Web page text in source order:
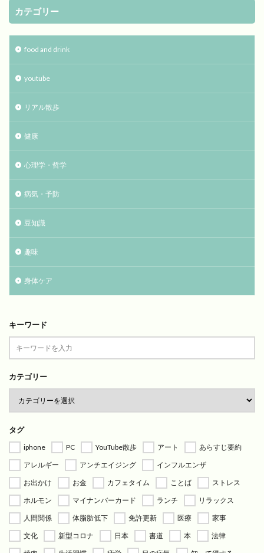
カテゴリー
food and drink
youtube
リアル散歩
健康
心理学・哲学
病気・予防
豆知識
趣味
身体ケア
キーワード
カテゴリー
タグ
iphone PC YouTube散歩 アート
あらすじ要約
アレルギー
アンチエイジング
インフルエンザ
お出かけ
お金 カフェタイム ことば
ストレス
ホルモン
マイナンバーカード ランチ
リラックス
人間関係
体脂肪低下 免許更新 医療
家事
文化
新型コロナ 日本 書道 本
法律